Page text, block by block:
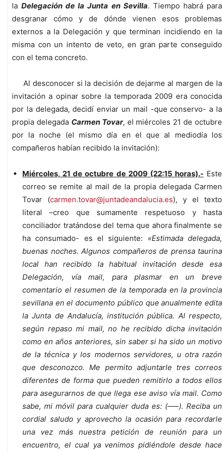
laDelegación de la Junta en Sevilla. Tiempo habrá para
desgranar cómo y de dónde vienen esos problemas
externos a la Delegación y que terminan incidiendo en la
misma con un intento de veto, en gran parte conseguido
con el tema concreto.
Al desconocer si la decisión de dejarme al margen de la
invitación a opinar sobre la temporada 2009 era conocida
por la delegada, decidí enviar un mail -que conservo- a la
propia delegada Carmen Tovar, el miércoles 21 de octubre
por la noche (el mismo día en el que al mediodía los
compañeros habían recibido la invitación):
Miércoles, 21 de octubre de 2009 (22:15 horas).- Este
correo se remite al mail de la propia delegada Carmen
Tovar (carmen.tovar@juntadeandalucia.es), y el texto
literal –creo que sumamente respetuoso y hasta
conciliador tratándose del tema que ahora finalmente se
ha consumado- es el siguiente: «Estimada delegada,
buenas noches. Algunos compañeros de prensa taurina
local han recibido la habitual invitación desde esa
Delegación, vía mail, para plasmar en un breve
comentario el resumen de la temporada en la provincia
sevillana en el documento público que anualmente edita
la Junta de Andalucía, institución pública. Al respecto,
según repaso mi mail, no he recibido dicha invitación
como en años anteriores, sin saber si ha sido un motivo
de la técnica y los modernos servidores, u otra razón
que desconozco. Me permito adjuntarle tres correos
diferentes de forma que pueden remitirlo a todos ellos
para asegurarnos de que llega ese aviso vía mail. Como
sabe, mi móvil para cualquier duda es: (—–). Reciba un
cordial saludo y aprovecho la ocasión para recordarle
una vez más nuestra petición de reunión para un
encuentro, el cual ya venimos pidiéndole desde hace